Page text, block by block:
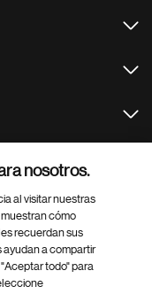
nosotros.
al visitar nuestras
cómo
recuerdan sus
ayudan a compartir
todo" para